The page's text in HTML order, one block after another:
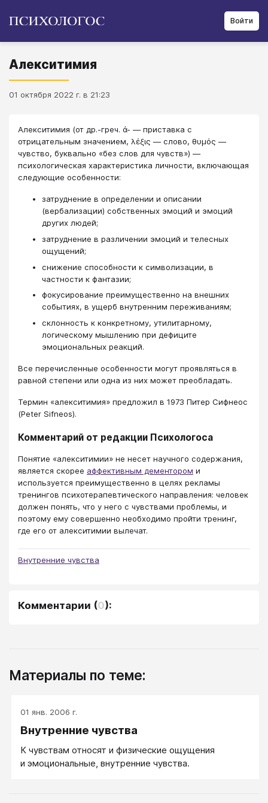
Войти
Алекситимия
01 октября 2022 г. в 21:23
Алекситимия (от др.-греч. ἀ- — приставка с
отрицательным значением, λέξις — слово, θυμός —
чувство, буквально «без слов для чувств») —
психологическая характеристика личности, включающая
следующие особенности:
затруднение в определении и описании
(вербализации) собственных эмоций и эмоций
других людей;
затруднение в различении эмоций и телесных
ощущений;
снижение способности к символизации, в
частности к фантазии;
фокусирование преимущественно на внешних
событиях, в ущерб внутренним переживаниям;
склонность к конкретному, утилитарному,
логическому мышлению при дефиците
эмоциональных реакций.
Все перечисленные особенности могут проявляться в
равной степени или одна из них может преобладать.
Термин «алекситимия» предложил в 1973 Питер Сифнеос
(Peter Sifneos).
Комментарий от редакции Психологоса
Понятие «алекситимии» не несет научного содержания,
является скорее аффективным дементором и
используется преимущественно в целях рекламы
тренингов психотерапевтического направления: человек
должен понять, что у него с чувствами проблемы, и
поэтому ему совершенно необходимо пройти тренинг,
где его от алекситимии вылечат.
Внутренние чувства
Комментарии (0):
Материалы по теме:
01 янв. 2006 г.
Внутренние чувства
К чувствам относят и физические ощущения
и эмоциональные, внутренние чувства.